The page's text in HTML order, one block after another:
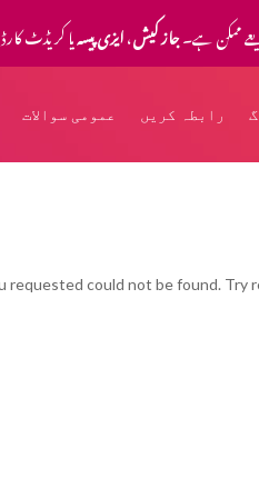
ممکن ہے۔جاز کیش،ایزی پیسہیا کریڈٹ
رابطہ کریں عمومی سوالات
requested could not be found. Try